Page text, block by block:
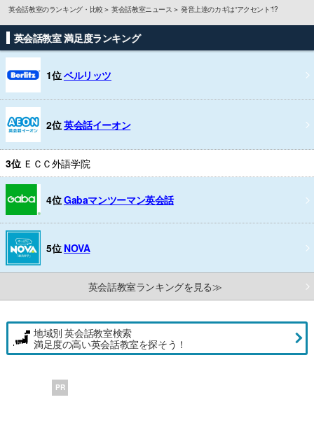
英会話教室のランキング・比較 英会話教室ニュース 発音上達のカギは“アクセント”!?
英会話教室 満足度ランキング
1位ベルリッツ
2位英会話イーオン
3位 ＥＣＣ外語学院
4位Gabaマンツーマン英会話
5位 NOVA
英会話教室ランキングを見る≫
地域別 英会話教室検索
満足度の高い英会話教室を探そう！
PR